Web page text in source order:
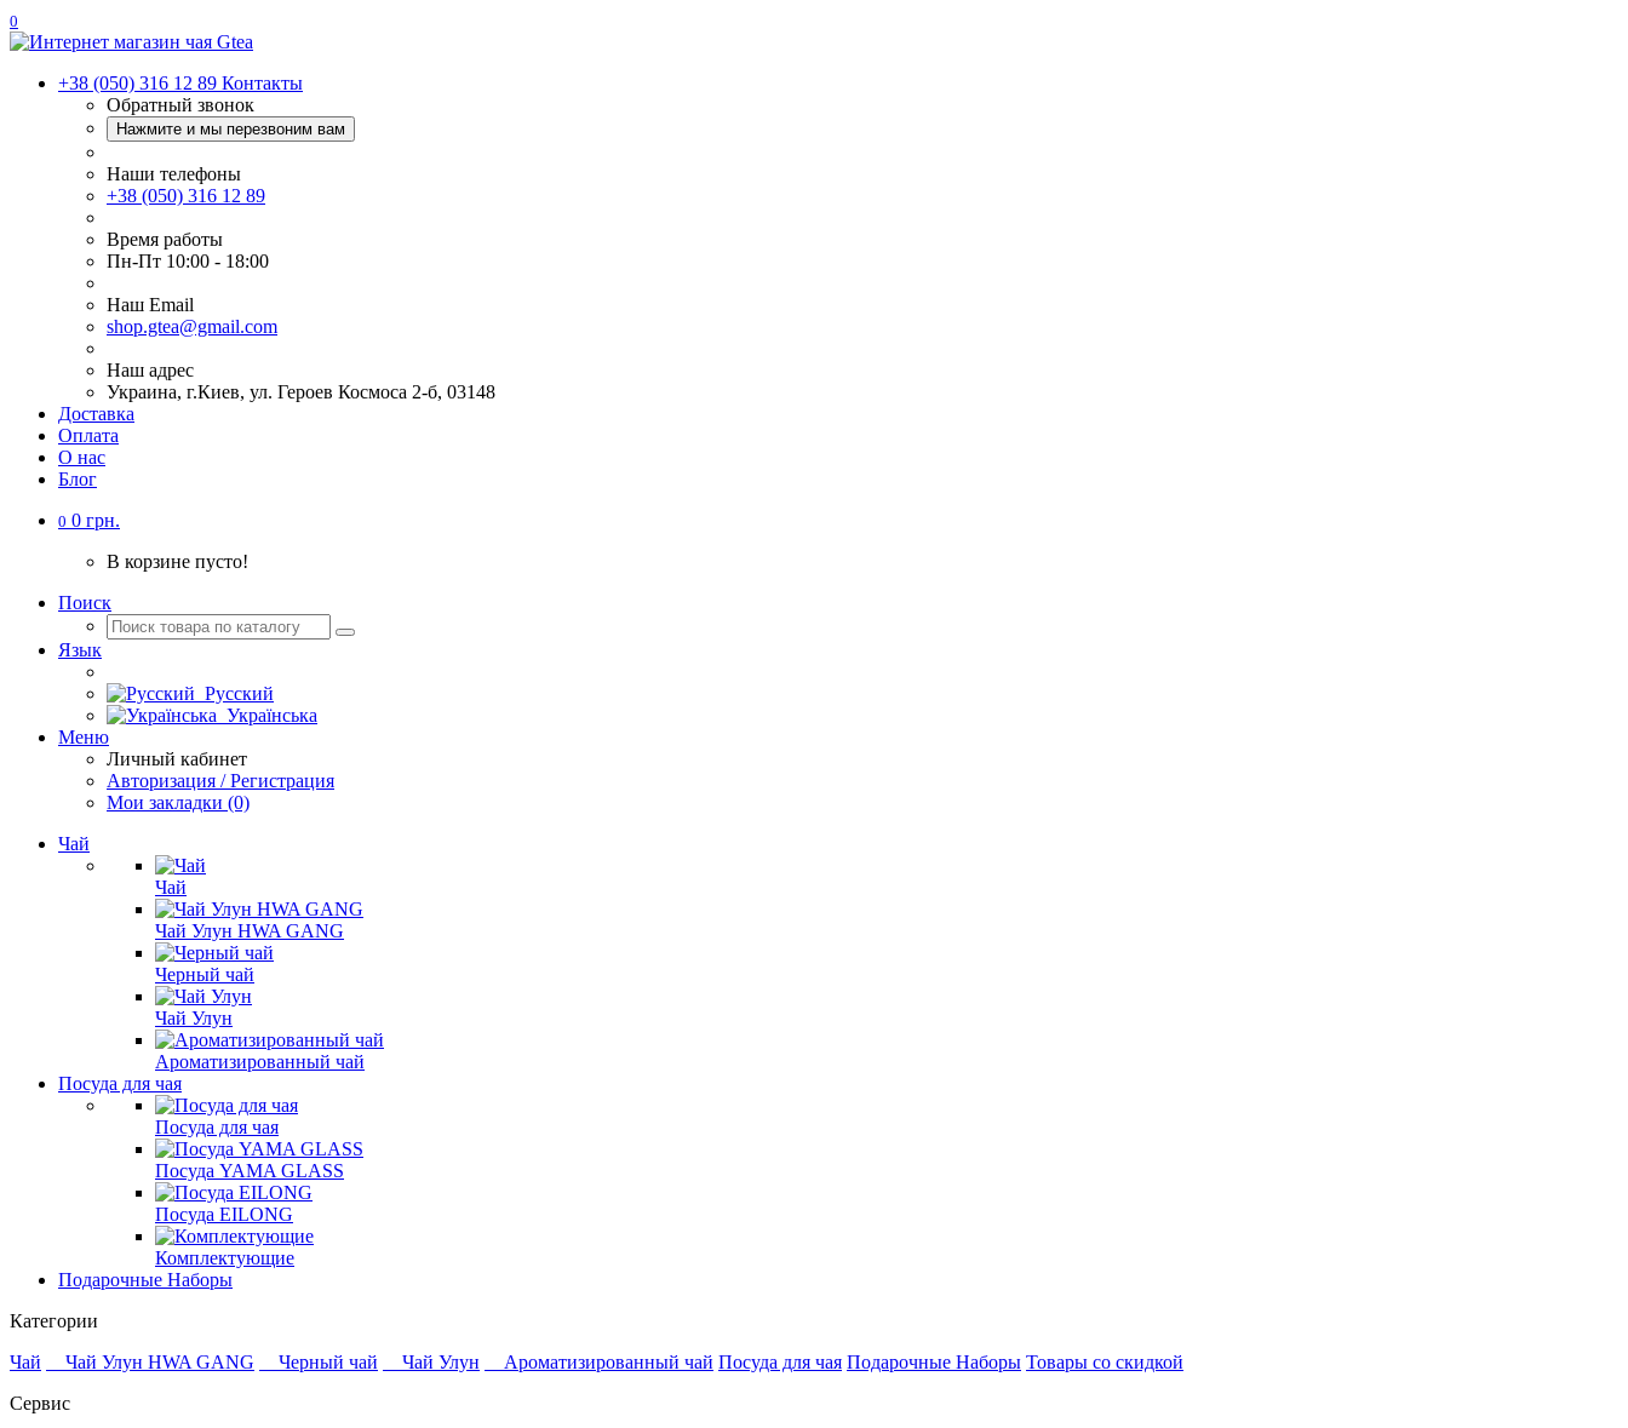
0
+38 (050) 316 12 89 Контакты
Обратный звонок
Нажмите и мы перезвоним вам
Наши телефоны
+38 (050) 316 12 89
Время работы
Пн-Пт 10:00 - 18:00
Наш Еmail
shop.gtea@gmail.com
Наш адрес
Украина, г.Киев, ул. Героев Космоса 2-б, 03148
Доставка
Оплата
О нас
Блог
0 0 грн.
В корзине пусто!
Поиск
Язык
Русский
Українська
Меню
Личный кабинет
Авторизация / Регистрация
Мои закладки (0)
Чай
Чай
Чай Улун HWA GANG
Черный чай
Чай Улун
Ароматизированный чай
Посуда для чая
Посуда для чая
Посуда YAMA GLASS
Посуда EILONG
Комплектующие
Подарочные Наборы
Категории
Чай
Чай Улун HWA GANG Черный чай Чай Улун Ароматизированный чай Посуда для чая Подарочные Наборы Товары со скидкой
Сервис